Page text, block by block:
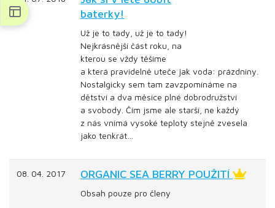
baterky!
Už je to tady, už je to tady!
Nejkrásnější část roku, na
kterou se vždy těšíme
a která pravidelně uteče jak voda: prázdniny.
Nostalgicky sem tam zavzpomínáme na
dětství a dva měsíce plné dobrodružství
a svobody. Čím jsme ale starší, ne každý
z nás vnímá vysoké teploty stejně zvesela
jako tenkrát…
08. 04. 2017 ORGANIC SEA BERRY POUŽITÍ
Obsah pouze pro členy